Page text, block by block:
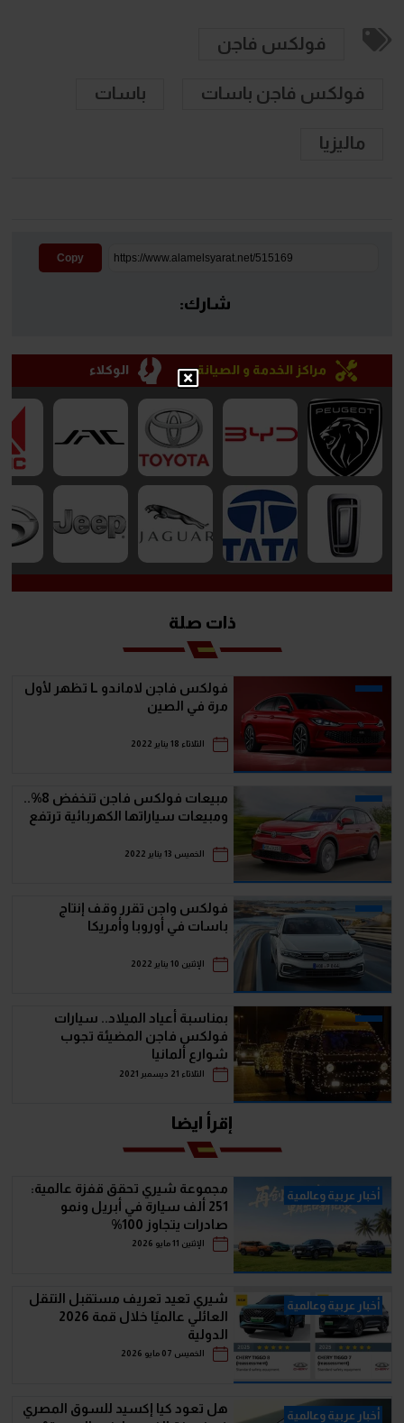
فولكس فاجن
فولكس فاجن باسات باسات
ماليزيا
Copy
شارك:
مراكز الخدمة و الصيانة الوكلاء
ذات صلة
فولكس فاجن لاماندو L تظهر لأول
مرة في الصين
الثلاثاء 18 يناير 2022
مبيعات فولكس فاجن تنخفض 8%..
ومبيعات سياراتها الكهربائية ترتفع
الخميس 13 يناير 2022
فولكس واجن تقرر وقف إنتاج
باسات في أوروبا وأمريكا
الإثنين 10 يناير 2022
بمناسبة أعياد الميلاد.. سيارات
فولكس فاجن المضيئة تجوب
شوارع ألمانيا
الثلاثاء 21 ديسمبر 2021
إقرأ ايضا
أخبار عربية وعالمية
مجموعة شيري تحقق قفزة عالمية:
251 ألف سيارة في أبريل ونمو
صادرات يتجاوز 100%
الإثنين 11 مايو 2026
أخبار عربية وعالمية
شيري تعيد تعريف مستقبل التنقل
العائلي عالميًا خلال قمة 2026
الدولية
الخميس 07 مايو 2026
أخبار عربية وعالمية
هل تعود كيا إكسيد للسوق المصري